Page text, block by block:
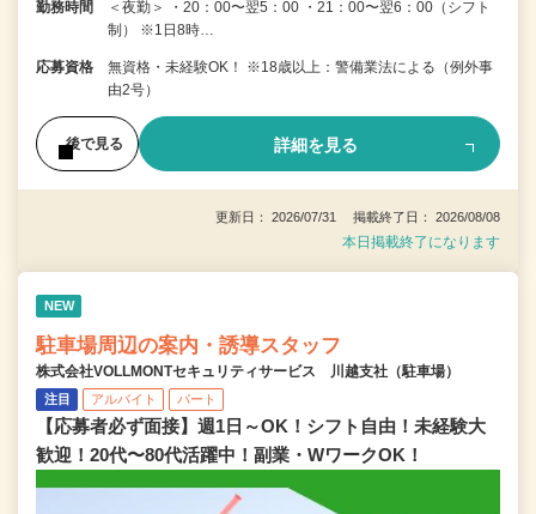
勤務時間
＜夜勤＞ ・20：00〜翌5：00 ・21：00〜翌6：00（シフト
制） ※1日8時…
応募資格
無資格・未経験OK！ ※18歳以上：警備業法による（例外事
由2号）
後で見る 詳細を見る
更新日： 2026/07/31 掲載終了日： 2026/08/08
本日掲載終了になります
NEW
駐車場周辺の案内・誘導スタッフ
株式会社VOLLMONTセキュリティサービス 川越支社（駐車場）
注目 アルバイト パート
【応募者必ず面接】週1日～OK！シフト自由！未経験大
歓迎！20代〜80代活躍中！副業・WワークOK！